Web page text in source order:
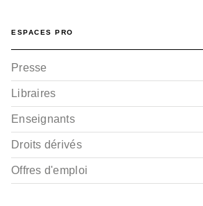
ESPACES PRO
Presse
Libraires
Enseignants
Droits dérivés
Offres d'emploi